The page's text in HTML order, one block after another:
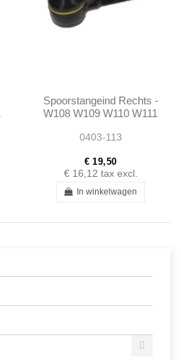
Spoorstangeind Rechts -
W108 W109 W110 W111
W123 W115 R107
0403-113
€ 19,50
€ 16,12 tax excl.
In winkelwagen